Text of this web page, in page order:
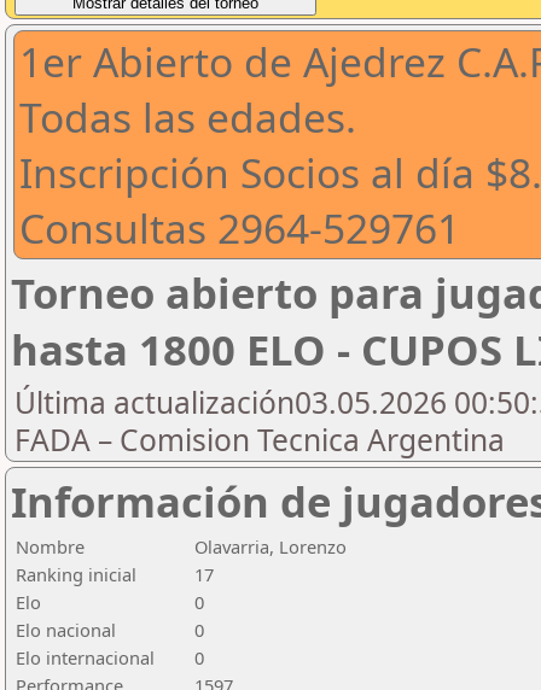
1er Abierto de Ajedrez
Todas las edades.
Inscripción Socios al día
Consultas 2964-529761
Torneo abierto para
hasta 1800 ELO - CUPOS
Última actualización03.05.2026
FADA – Comision Tecnica Argentina
Información de
Nombre
Olavarria, Lorenzo
Ranking inicial
17
Elo
0
Elo nacional
0
Elo internacional
0
Performance
1597